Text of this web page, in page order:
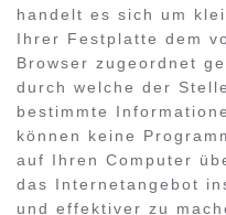
handelt es sich um
Ihrer Festplatte dem
Browser zugeordnet
durch welche der
bestimmte
können keine
auf Ihren Computer
das Internetangebot
und effektiver zu